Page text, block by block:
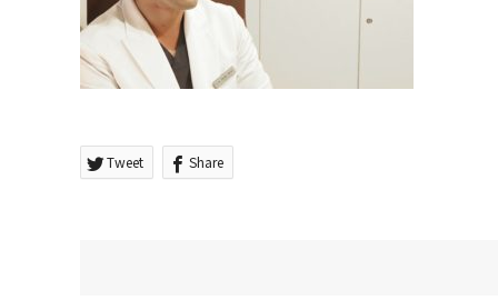
Tweet Share